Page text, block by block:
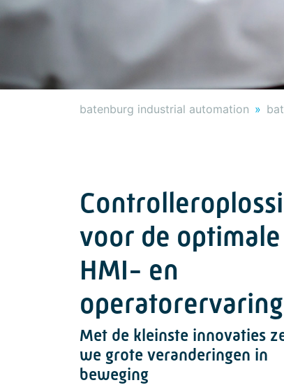
batenburg industrial automation
voor de optimale
HMI- en
operatorervaring
Met de kleinste innovaties
we grote veranderingen in
beweging